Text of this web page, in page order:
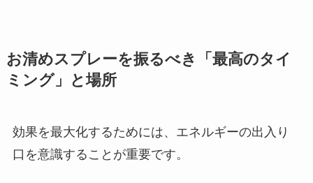
お清めスプレーを振るべき「最高のタイ
ミング」と場所
効果を最大化するためには、エネルギーの出入り
口を意識することが重要です。